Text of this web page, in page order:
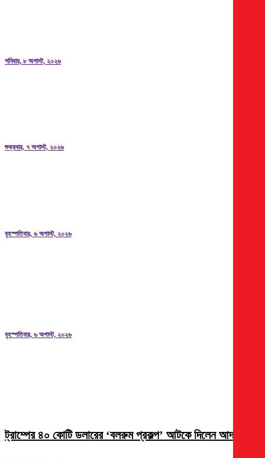
শনিবার, ৮ অগাস্ট, ২০২৬
শুক্রবার, ৭ অগাস্ট, ২০২৬
বৃহস্পতিবার, ৬ অগাস্ট, ২০২৬
বৃহস্পতিবার, ৬ অগাস্ট, ২০২৬
ট্রাম্পের ৪০ কোটি ডলারের ‘বলরুম প্রকল্প’ আটকে দিলেন আদালত